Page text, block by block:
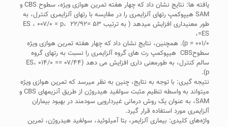
یافته ­ها: نتایج نشان داد که چهار هفته تمرین هوازی ویژه، سطوح CBS و
SAM هیپوکمپ رت­های آلزایمری را در مقایسه با رت­های آلزایمری کنترل، به
طور معنی­داری افزایش می­دهد ( به ترتیب ۵۳ =ES ، ۰۰۷/۰ = p، ۲۲/۹۲
=ES،
۰۰۱/۰ = p). هم­چنین، نتایج نشان داد که چهار هفته تمرین هوازی ویژه
سطوحCBS هیپوکمپ رت های گروه آلزایمری را نسبت به رت­های گروه
سالم کنترل، به طورمعنی داری افزایش می دهد (۰۷/۴۴ =ES، ۰۱۴/۰ =
p).
نتیجه­ گیری: با توجه به نتایج، چنین به نظر می­رسد که تمرین هوازی ویژه
می­تواند به واسطه تنظیم مثبت سولفید هیدروژن از طریق آنزیم­های CBS و
SAM، به عنوان یک روش درمانی غیردارویی سودمند در بهبود بیماران
آلزایمری مورد استفاده قرار گیرد.
واژه‌های کلیدی: بیماری آلزایمر، بتا آمیلوئید، سولفید هیدروژن، تمرین